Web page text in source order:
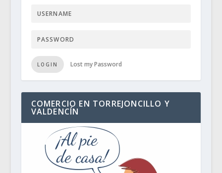
LOGIN Lost my Password
COMERCIO EN TORREJONCILLO Y
VALDENCÍN